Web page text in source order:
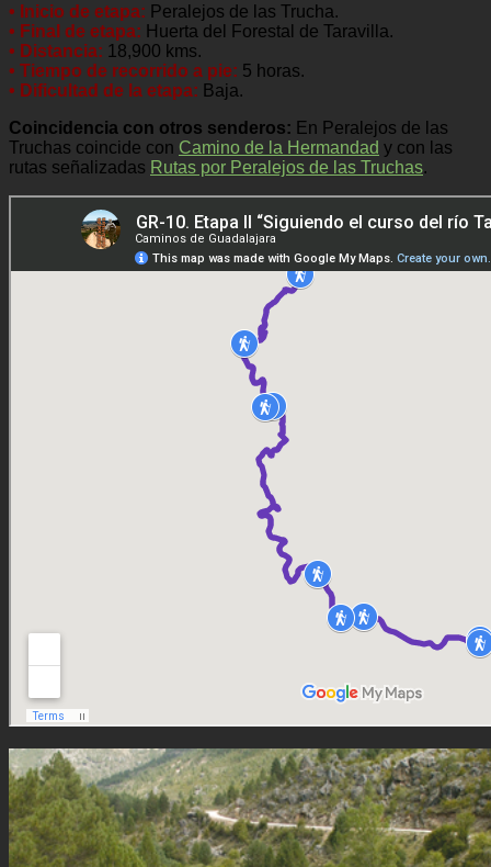
• Inicio de etapa: Peralejos de las Trucha.
• Final de etapa: Huerta del Forestal de Taravilla.
• Distancia: 18,900 kms.
• Tiempo de recorrido a pie: 5 horas.
• Dificultad de la etapa: Baja.
Coincidencia con otros senderos: En Peralejos de las
Truchas coincide con Camino de la Hermandad y con las
rutas señalizadas Rutas por Peralejos de las Truchas.